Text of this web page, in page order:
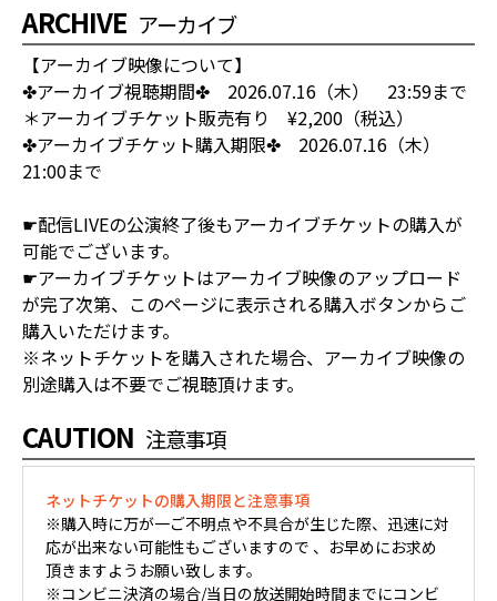
ARCHIVE アーカイブ
【アーカイブ映像について】
✤アーカイブ視聴期間✤ 2026.07.16（木） 23:59まで
＊アーカイブチケット販売有り ¥2,200（税込）
✤アーカイブチケット購入期限✤ 2026.07.16（木）
21:00まで
☛配信LIVEの公演終了後もアーカイブチケットの購入が
可能でございます。
☛アーカイブチケットはアーカイブ映像のアップロード
が完了次第、このページに表示される購入ボタンからご
購入いただけます。
※ネットチケットを購入された場合、アーカイブ映像の
別途購入は不要でご視聴頂けます。
CAUTION 注意事項
ネットチケットの購入期限と注意事項
※購入時に万が一ご不明点や不具合が生じた際、迅速に対
応が出来ない可能性もございますので 、お早めにお求め
頂きますようお願い致します。
※コンビニ決済の場合/当日の放送開始時間までにコンビ